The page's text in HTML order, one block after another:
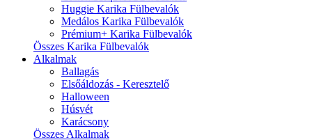
Huggie Karika Fülbevalók
Medálos Karika Fülbevalók
Prémium+ Karika Fülbevalók
Összes Karika Fülbevalók
Alkalmak
Ballagás
Elsőáldozás - Keresztelő
Halloween
Húsvét
Karácsony
Összes Alkalmak